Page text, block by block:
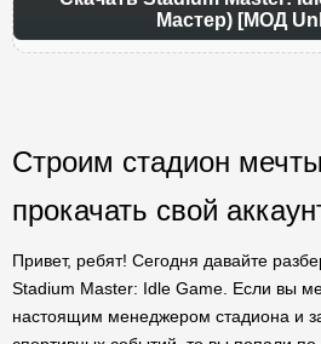
Мастер) [МОД
Строим стадион
прокачать свой
Привет, ребят! Сегодня давайте
Stadium Master: Idle Game. Если вы
настоящим менеджером стадиона и